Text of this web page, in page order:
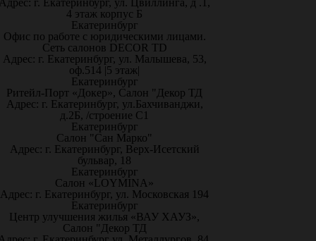
г. Екатеринбург, ул. Цвиллинга, д .1,
4 этаж корпус Б
Екатеринбург
Офис по работе с юридическими лицами.
Сеть салонов DECOR TD
Адрес: г. Екатеринбург, ул. Малышева, 53,
оф.514 |5 этаж|
Екатеринбург
Ритейл-Порт «Докер», Салон "Декор ТД
Адрес: г. Екатеринбург, ул.Бахчиванджи,
д.2Б, /строение С1
Екатеринбург
Салон "Сан Марко"
Адрес: г. Екатеринбург, Верх-Исетский
бульвар, 18
Екатеринбург
Салон «LOYMINA»
Адрес: г. Екатеринбург, ул. Московская 194
Екатеринбург
Центр улучшения жилья «ВАУ ХАУЗ»,
Салон "Декор ТД